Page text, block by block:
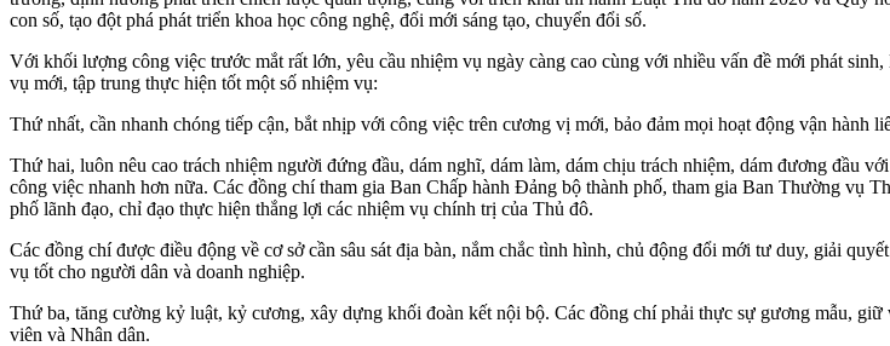
con số, tạo đột phá phát triển khoa học công nghệ, đổi mới sáng tạo, chuyển đổi số.
Với khối lượng công việc trước mắt rất lớn, yêu cầu nhiệm vụ ngày càng cao cùng với nhiều vấn đề mới phát
vụ mới, tập trung thực hiện tốt một số nhiệm vụ:
Thứ nhất, cần nhanh chóng tiếp cận, bắt nhịp với công việc trên cương vị mới, bảo đảm mọi hoạt động vận hành
Thứ hai, luôn nêu cao trách nhiệm người đứng đầu, dám nghĩ, dám làm, dám chịu trách nhiệm, dám đương đầu
công việc nhanh hơn nữa. Các đồng chí tham gia Ban Chấp hành Đảng bộ thành phố, tham gia Ban Thường vụ
phố lãnh đạo, chỉ đạo thực hiện thắng lợi các nhiệm vụ chính trị của Thủ đô.
Các đồng chí được điều động về cơ sở cần sâu sát địa bàn, nắm chắc tình hình, chủ động đổi mới tư duy, giải
vụ tốt cho người dân và doanh nghiệp.
Thứ ba, tăng cường kỷ luật, kỷ cương, xây dựng khối đoàn kết nội bộ. Các đồng chí phải thực sự gương mẫu,
viên và Nhân dân.